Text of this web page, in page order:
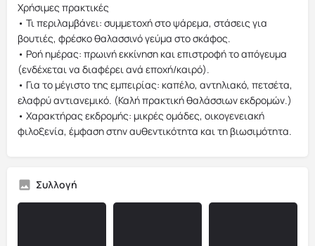
Χρήσιμες πρακτικές
• Τι περιλαμβάνει: συμμετοχή στο ψάρεμα, στάσεις για
βουτιές, φρέσκο θαλασσινό γεύμα στο σκάφος.
• Ροή ημέρας: πρωινή εκκίνηση και επιστροφή το απόγευμα
(ενδέχεται να διαφέρει ανά εποχή/καιρό).
• Για το μέγιστο της εμπειρίας: καπέλο, αντηλιακό, πετσέτα,
ελαφρύ αντιανεμικό. (Καλή πρακτική θαλάσσιων εκδρομών.)
• Χαρακτήρας εκδρομής: μικρές ομάδες, οικογενειακή
φιλοξενία, έμφαση στην αυθεντικότητα και τη βιωσιμότητα.
Συλλογή